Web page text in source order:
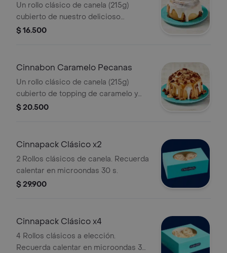
Un rollo clásico de canela (215g)
cubierto de nuestro delicioso
frosting. Recuerda calentar en
$ 16.500
Cinnabon Caramelo Pecanas
Un rollo clásico de canela (215g)
cubierto de topping de caramelo y
pecanas. Recuerda calentar en
$ 20.500
Cinnapack Clásico x2
2 Rollos clásicos de canela. Recuerda
calentar en microondas 30 s.
$ 29.900
Cinnapack Clásico x4
4 Rollos clásicos a elección.
Recuerda calentar en microondas 30